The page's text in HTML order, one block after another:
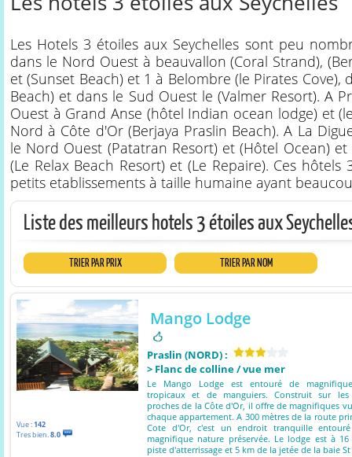
Les Hotels 3 étoiles aux Seychelles sont peu
dans le Nord Ouest à beauvallon (Coral Strand),
et (Sunset Beach) et 1 à Belombre (le Pirates Cove),
Beach) et dans le Sud Ouest le (Valmer Resort). A
Ouest à Grand Anse (hôtel Indian ocean lodge) et
Nord à Côte d'Or (Berjaya Praslin Beach). A La
le Nord Ouest (Patatran Resort) et (Hôtel Ocean)
(Le Relax Beach Resort) et (Le Repaire). Ces
petits etablissements à taille humaine ayant
Liste des meilleurs hotels 3 étoiles aux
TRIER PAR PRIX TRIER PAR NOM
Vue :142
Tres bien.8.0
Mango Lodge
Praslin (NORD) :
> Flanc de colline / vue mer
Le Mango Lodge est entouré de
tropicaux et de manguiers. Construit sur les
proches de la Côte d'Or, il offre de magnifiques
chaque appartement. A 300 mètres de la route
Cote d'Or, c'est un endroit tranquille
magnifique nature préservée. Le lodge est à
piste d'atterrissage et 5 km de la jetée de la baie